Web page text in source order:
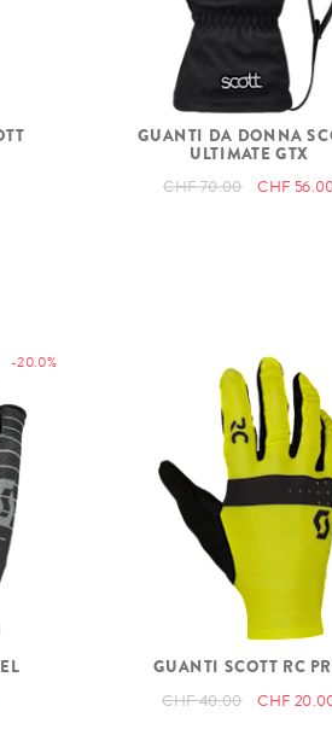
GUANTI DA DONNA
ULTIMATE GTX
CHF 70.00 CHF
-20.0%
GUANTI SCOTT RC
CHF 40.00 CHF